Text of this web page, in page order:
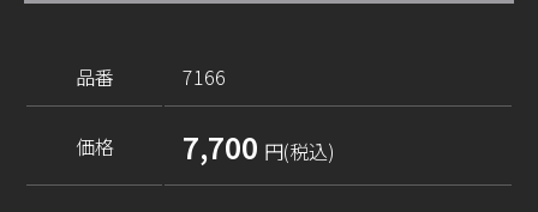
品番 7166
価格 7,700 円(税込)